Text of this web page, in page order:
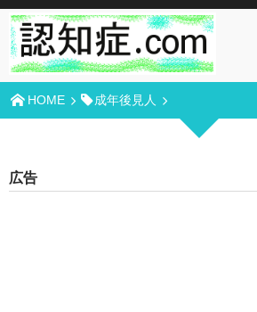
HOME 成年後見人
広告